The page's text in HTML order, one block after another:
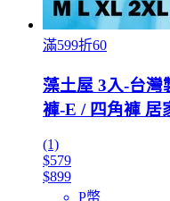
滿599折60
藻土屋 3入-台灣
褲-E / 四角褲 居
(1)
$579
$899
P幣